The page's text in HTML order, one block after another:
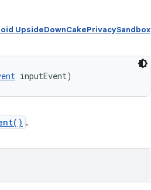
UpsideDownCakePrivacySandbox
inputEvent)
.